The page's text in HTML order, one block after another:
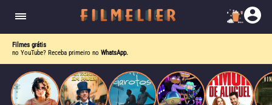
Filmes grátis
no YouTube? Receba primeiro no WhatsApp.
escrevia e a vida real começa a desaparecer.